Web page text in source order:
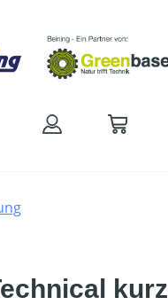
kurz